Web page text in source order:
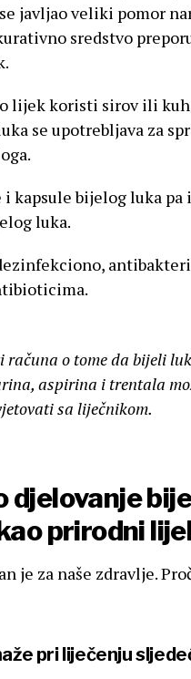
javljao veliki pomor
sredstvo
lijek koristi sirov ili
se upotrebljava za
i kapsule bijelog luka
luka.
računa o tome da bijeli
aspirina i trentala
sa liječnikom.
djelovanje
prirodni
je za naše zdravlje.
pri liječenju